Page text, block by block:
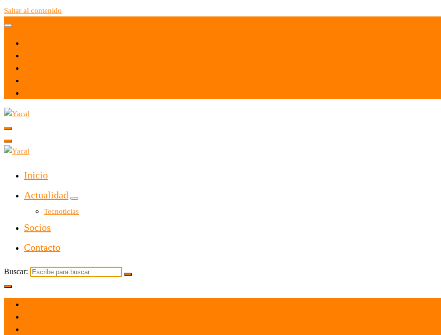
Saltar al contenido
Yacal micro hosting
Inicio
Actualidad
Tecnoticias
Socios
Contacto
Buscar: